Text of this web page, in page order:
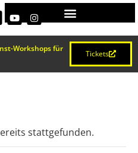
Workshops für
Tickets
stattgefunden.